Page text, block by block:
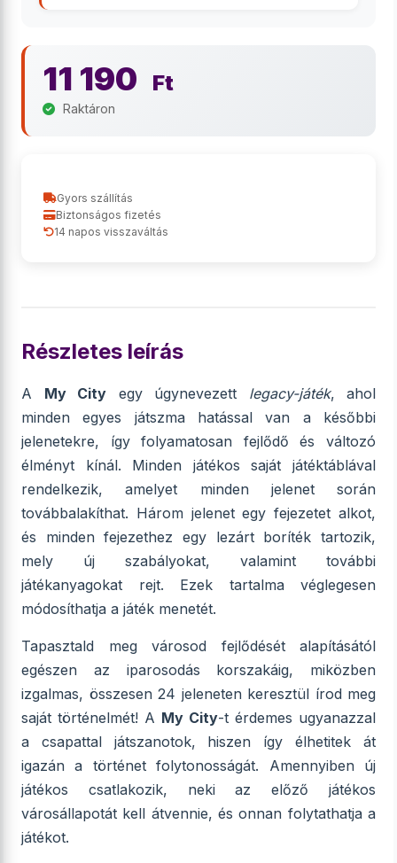
11 190 Ft
Raktáron
Gyors szállítás
Biztonságos fizetés
14 napos visszaváltás
Részletes leírás
A My City egy úgynevezett legacy-játék, ahol
minden egyes játszma hatással van a későbbi
jelenetekre, így folyamatosan fejlődő és változó
élményt kínál. Minden játékos saját játéktáblával
rendelkezik, amelyet minden jelenet során
továbbalakíthat. Három jelenet egy fejezetet alkot,
és minden fejezethez egy lezárt boríték tartozik,
mely új szabályokat, valamint további
játékanyagokat rejt. Ezek tartalma véglegesen
módosíthatja a játék menetét.
Tapasztald meg városod fejlődését alapításától
egészen az iparosodás korszakáig, miközben
izgalmas, összesen 24 jeleneten keresztül írod meg
saját történelmét! A My City-t érdemes ugyanazzal
a csapattal játszanotok, hiszen így élhetitek át
igazán a történet folytonosságát. Amennyiben új
játékos csatlakozik, neki az előző játékos
városállapotát kell átvennie, és onnan folytathatja a
játékot.